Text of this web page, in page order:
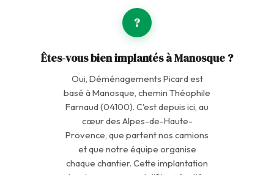
?
Êtes-vous bien implantés à Manosque ?
Oui, Déménagements Picard est
basé à Manosque, chemin Théophile
Farnaud (04100). C'est depuis ici, au
cœur des Alpes-de-Haute-
Provence, que partent nos camions
et que notre équipe organise
chaque chantier. Cette implantation